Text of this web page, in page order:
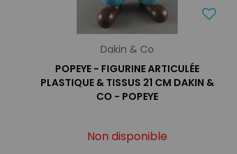
Dakin & Co
POPEYE - FIGURINE ARTICULÉE
PLASTIQUE & TISSUS 21 CM DAKIN &
CO - POPEYE
Non disponible